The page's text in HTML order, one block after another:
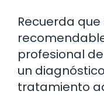
Recuerda
profesional
un
tratamiento